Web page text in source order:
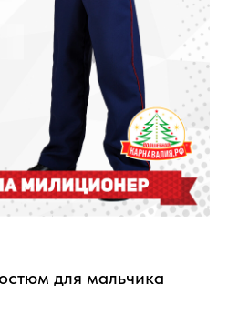
для мальчика